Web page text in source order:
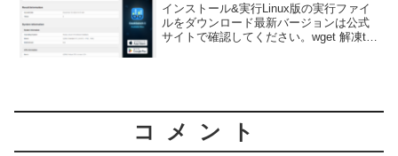
インストール&実行Linux版の実行ファイ
ルをダウンロード最新バージョンは公式
サイトで確認してください。wget 解凍tar
コメント